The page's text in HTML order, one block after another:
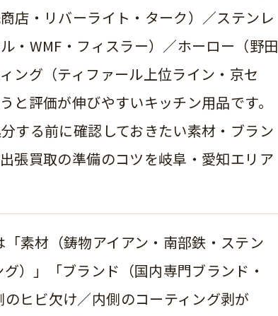
店・リバーライト・ターク）／ステンレ
・WMF・フィスラー）／ホーロー（野田
ング（ティファール上位ライン・京セ
と評価が伸びやすいキッチン用品です。
する前に確認しておきたい素材・ブラン
張買取の準備のコツを岐阜・愛知エリア
素材（鋳物アイアン・南部鉄・ステン
）」「ブランド（国内専門ブランド・
ヒビ欠け／内側のコーティング剥が